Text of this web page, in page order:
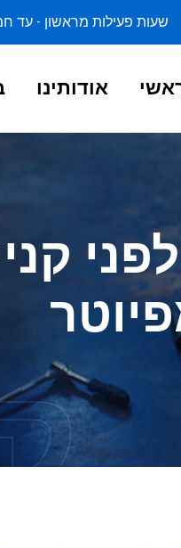
שעות פעילות מראשון - עד חמישי 8:00-18:00 שישי
אודותינו